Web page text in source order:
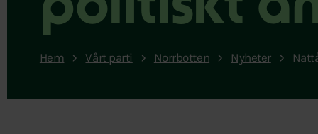
Hem Vårt parti Norrbotten Nyheter